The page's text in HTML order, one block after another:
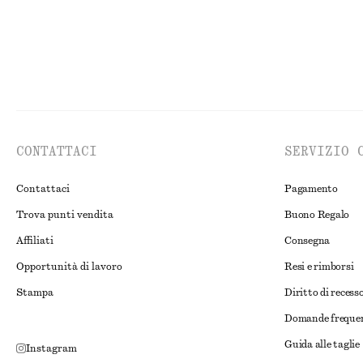
CONTATTACI
Contattaci
Trova punti vendita
Affiliati
Opportunità di lavoro
Stampa
Instagram
SERVIZIO
Pagamento
Buono Regalo
Consegna
Resi e rimborsi
Diritto di
Domande
Guida alle taglie